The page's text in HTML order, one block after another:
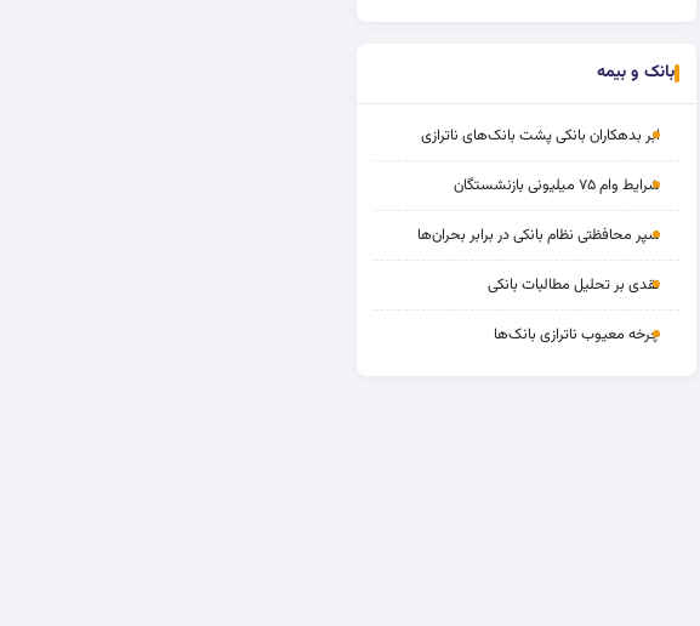
بانک و بیمه
ابر بدهکاران بانکی پشت بانک‌های ناترازی
شرایط وام ۷۵ میلیونی بازنشستگان
سپر محافظتی نظام بانکی در برابر بحران‌ها
نقدی بر تحلیل مطالبات بانکی
چرخه‌ معیوب ناترازی بانک‌ها